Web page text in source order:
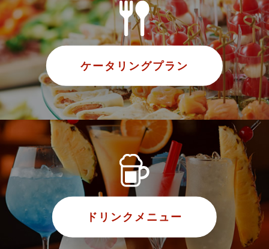
ケータリングプラン
ドリンクメニュー